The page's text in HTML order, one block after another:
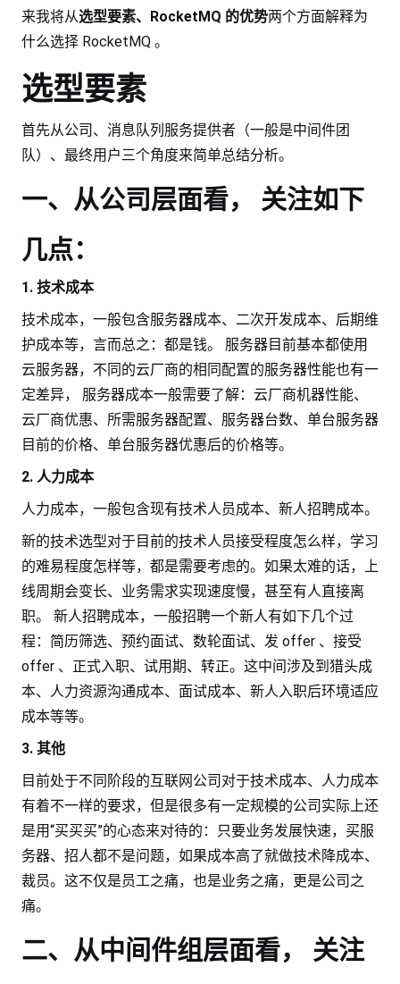
来我将从选型要素、RocketMQ 的优势两个方面解释为
什么选择 RocketMQ 。
选型要素
首先从公司、消息队列服务提供者（一般是中间件团
队）、最终用户三个角度来简单总结分析。
一、从公司层面看， 关注如下
几点：
1. 技术成本
技术成本，一般包含服务器成本、二次开发成本、后期维
护成本等，言而总之：都是钱。 服务器目前基本都使用
云服务器，不同的云厂商的相同配置的服务器性能也有一
定差异， 服务器成本一般需要了解：云厂商机器性能、
云厂商优惠、所需服务器配置、服务器台数、单台服务器
目前的价格、单台服务器优惠后的价格等。
2. 人力成本
人力成本，一般包含现有技术人员成本、新人招聘成本。
新的技术选型对于目前的技术人员接受程度怎么样，学习
的难易程度怎样等，都是需要考虑的。如果太难的话，上
线周期会变长、业务需求实现速度慢，甚至有人直接离
职。 新人招聘成本，一般招聘一个新人有如下几个过
程：简历筛选、预约面试、数轮面试、发 offer 、接受
offer 、正式入职、试用期、转正。这中间涉及到猎头成
本、人力资源沟通成本、面试成本、新人入职后环境适应
成本等等。
3. 其他
目前处于不同阶段的互联网公司对于技术成本、人力成本
有着不一样的要求，但是很多有一定规模的公司实际上还
是用“买买买”的心态来对待的：只要业务发展快速，买服
务器、招人都不是问题，如果成本高了就做技术降成本、
裁员。这不仅是员工之痛，也是业务之痛，更是公司之
痛。
二、从中间件组层面看， 关注